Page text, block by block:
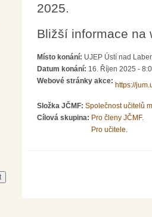
2025.
Bližší informace na
Místo konání: UJEP Ústí nad
Datum konání: 16. Říjen 2025 -
Webové stránky akce:
https://
Složka JČMF: Společnost učitelů
Cílová skupina: Pro členy JČMF.
Pro učitele.